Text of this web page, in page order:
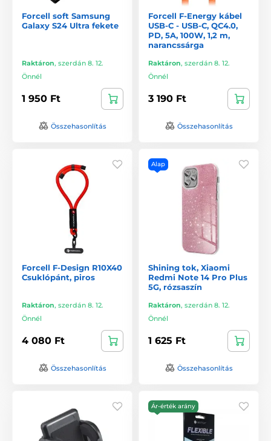
Forcell soft Samsung
Galaxy S24 Ultra fekete
Raktáron, szerdán 8. 12.
Önnél
1 950 Ft
Összehasonlítás
Forcell F-Energy kábel
USB-C - USB-C, QC4.0,
PD, 5A, 100W, 1,2 m,
narancssárga
Raktáron, szerdán 8. 12.
Önnél
3 190 Ft
Összehasonlítás
Forcell F-Design R10X40
Csuklópánt, piros
Raktáron, szerdán 8. 12.
Önnél
4 080 Ft
Összehasonlítás
Alap
Shining tok, Xiaomi
Redmi Note 14 Pro Plus
5G, rózsaszín
Raktáron, szerdán 8. 12.
Önnél
1 625 Ft
Összehasonlítás
Ár-érték arány